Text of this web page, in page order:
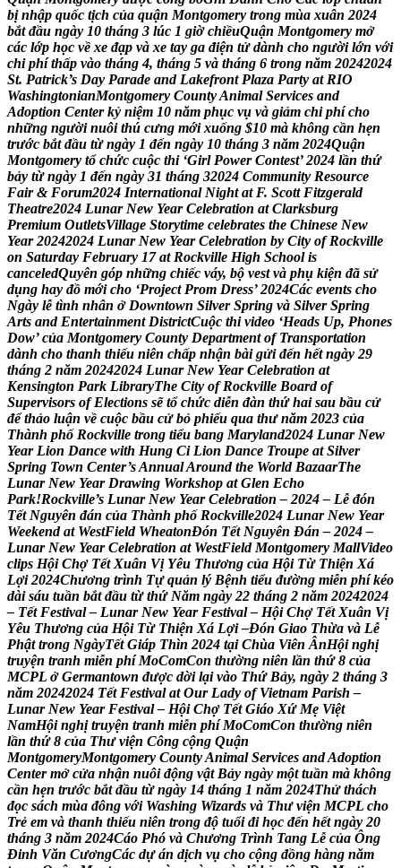
bị nhập quốc tịch của quận Montgomery trong mùa xuân 2024
bắt đầu ngày 10 tháng 3 lúc 1 giờ chiềuQuận Montgomery mở
các lớp học về xe đạp và xe tay ga điện tử dành cho người lớn với
chi phí thấp vào tháng 4, tháng 5 và tháng 6 trong năm 20242024
St. Patrick’s Day Parade and Lakefront Plaza Party at RIO
WashingtonianMontgomery CountyAnimal Services and
Adoption Center kỷ niệm 10 năm phục vụ và giảm chi phí cho
những người nuôi thú cưng mới xuống $10 mà không cần hẹn
trước bắt đầu từ ngày 1 đến ngày 10 tháng 3 năm 2024Quận
Montgomery tổ chức cuộc thi ‘Girl Power Contest’ 2024 lần thứ
bảy từ ngày 1 đến ngày 31 tháng 32024 Community Resource
Fair & Forum2024 International Night at F. Scott Fitzgerald
Theatre2024 Lunar New Year Celebration at Clarksburg
Premium OutletsVillage Storytime celebrates the Chinese New
Year 20242024 Lunar New Year Celebration by City of Rockville
on Saturday February 17 at Rockville High School is
canceledQuyên góp những chiếc váy, bộ vest và phụ kiện đã sử
dụng hay đồ mới cho ‘Project Prom Dress’ 2024Các events cho
Ngày lễ tình nhân ở Downtown Silver Spring và Silver Spring
Arts and Entertainment DistrictCuộc thi video ‘Heads Up, Phones
Dow’ của Montgomery County Department of Transportation
dành cho thanh thiếu niên chấp nhận bài gửi đến hết ngày 29
tháng 2 năm 20242024 Lunar New Year Celebration at
Kensington Park LibraryThe City of Rockville Board of
Supervisors of Elections sẽ tổ chức diễn đàn thứ hai sau bầu cử
để thảo luận về cuộc bầu cử bỏ phiếu qua thư năm 2023 của
Thành phố Rockville trong tiểu bang Maryland2024 Lunar New
Year Lion Dance with Hung Ci Lion Dance Troupe at Silver
Spring Town Center’sAnnualAround the World BazaarThe
Lunar New Year Drawing Workshop at Glen Echo
Park!Rockville’s Lunar New Year Celebration – 2024 – Lễ đón
Tết Nguyên đán của Thành phố Rockville2024 Lunar New Year
Weekend at WestField WheatonĐón Tết Nguyên Đán – 2024 –
Lunar New Year Celebration at WestField Montgomery MallVideo
clips Hội Chợ Tết Xuân Vị Yêu Thương của Hội Từ Thiện Xá
Lợi 2024Chương trình Tự quản lý Bệnh tiểu đường miễn phí kéo
dài sáu tuần bắt đầu từ thứ Năm ngày 22 tháng 2 năm 20242024
– Tết Festival – Lunar New Year Festival – Hội Chợ Tết Xuân Vị
Yêu Thương của Hội Từ Thiện Xá Lợi –Đón Giao Thừa và Lễ
Phật trong NgàyTết Giap Thin 2024 tại Chùa Viên ÂnHội nghị
truyện tranh miễn phí MoComCon thường niên lần thứ 8 của
MCPL ở Germantown được dời lại vào Thứ Bảy, ngày 2 tháng 3
năm 20242024 Tết Festival at Our Lady of Vietnam Parish –
Lunar New Year Festival – Hội Chợ Tết Giáo Xứ Mẹ Việt
NamHội nghị truyện tranh miễn phí MoComCon thường niên
lần thứ 8 của Thư viện Công cộng Quận
MontgomeryMontgomery CountyAnimal Services andAdoption
Center mở cửa nhận nuôi động vật Bảy ngày một tuần mà không
cần hẹn trước bắt đầu từ ngày 14 tháng 1 năm 2024Thử thách
đọc sách mùa đông với Washing Wizards và Thư viện MCPL cho
Trẻ em và thanh thiếu niên trong độ tuổi đi học đến hết ngày 20
tháng 3 năm 2024Cáo Phó và Chương Trình Tang Lễ của Ông
Đinh Văn CươngCác dự án dịch vụ cho cộng đồng hàng năm